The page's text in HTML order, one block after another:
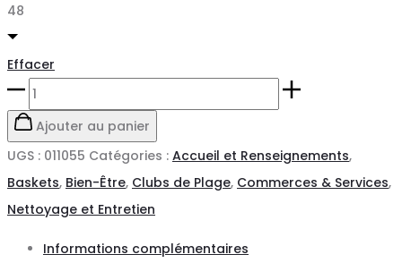
48
Effacer
quantité
de
Basket
Ajouter au panier
UGS : 011055 Catégories : Accueil et Renseignements,
Baskets, Bien-Être, Clubs de Plage, Commerces & Services,
Nettoyage et Entretien
Informations complémentaires